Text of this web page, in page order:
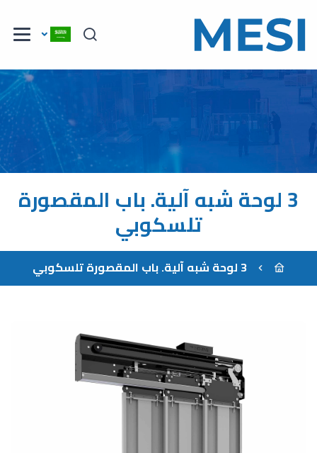
3 لوحة شبه آلية. باب المقصورة
تلسكوبي